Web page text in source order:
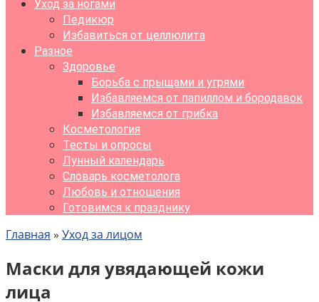
Уход за ногами
Педикюр
Избавиться от целлюлита
Разное
Здоровье
Борьба с прыщами и угрями
Избавляемся от папиллом и бородавок
Избавляемся от грибка
Косметология
Тесты и опросы
Лунный календарь
Словарь косметолога
Любовь и отношения
Готовимся к празднику
Главная » Уход за лицом
Маски для увядающей кожи
лица